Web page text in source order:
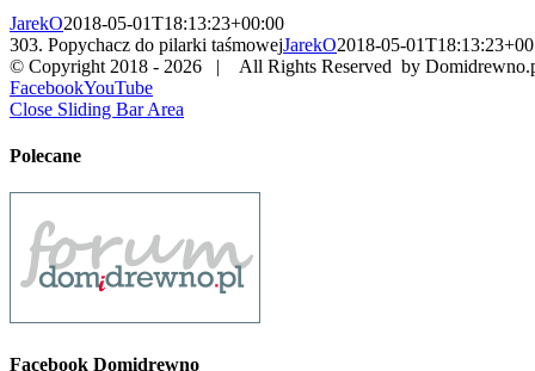
JarekO2018-05-01T18:13:23+00:00
303. Popychacz do pilarki taśmowejJarekO2018-05-
© Copyright 2018 - 2026 | All Rights Reserved by
FacebookYouTube
Close Sliding Bar Area
Polecane
Facebook Domidrewno